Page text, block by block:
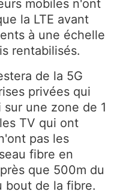
mobiles n'ont
la LTE avant
à une échelle
rentabilisés.
de la 5G
privées qui
une zone de 1
TV qui ont
pas les
fibre en
que 500m du
bout de la fibre.